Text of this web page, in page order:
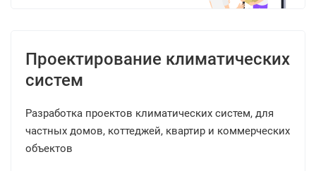
Проектирование климатических
систем
Разработка проектов климатических систем, для
частных домов, коттеджей, квартир и коммерческих
объектов